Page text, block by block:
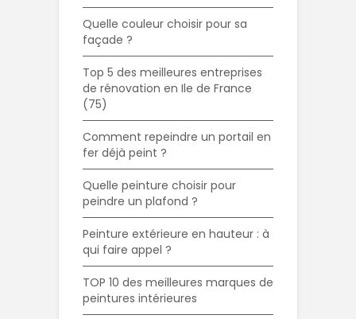
Quelle couleur choisir pour sa
façade ?
Top 5 des meilleures entreprises
de rénovation en Ile de France
(75)
Comment repeindre un portail en
fer déjà peint ?
Quelle peinture choisir pour
peindre un plafond ?
Peinture extérieure en hauteur : à
qui faire appel ?
TOP 10 des meilleures marques de
peintures intérieures